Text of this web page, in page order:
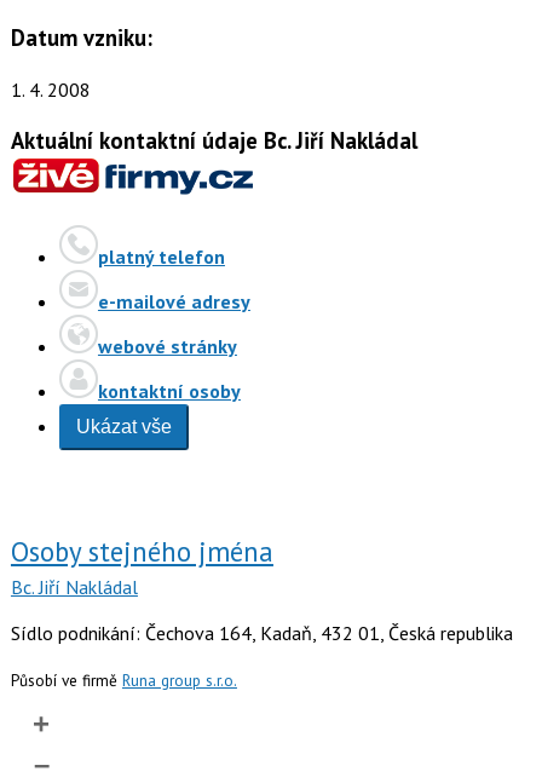
Datum vzniku:
1. 4. 2008
Aktuální kontaktní údaje Bc. Jiří Nakládal
platný telefon
e-mailové adresy
webové stránky
kontaktní osoby
Ukázat vše
Osoby stejného jména
Bc. Jiří Nakládal
Sídlo podnikání: Čechova 164, Kadaň, 432 01, Česká republika
Působí ve firmě Runa group s.r.o.
+
–